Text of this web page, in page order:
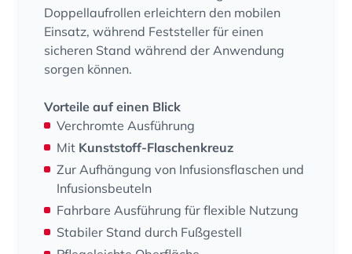
Doppellaufrollen erleichtern den mobilen
Einsatz, während Feststeller für einen
sicheren Stand während der Anwendung
sorgen können.
Vorteile auf einen Blick
Verchromte Ausführung
Mit Kunststoff-Flaschenkreuz
Zur Aufhängung von Infusionsflaschen und
Infusionsbeuteln
Fahrbare Ausführung für flexible Nutzung
Stabiler Stand durch Fußgestell